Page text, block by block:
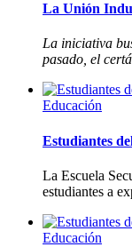
La Unión
La iniciativa
pasado, el
Educación
Estudiantes
La Escuela
estudiantes a
Educación